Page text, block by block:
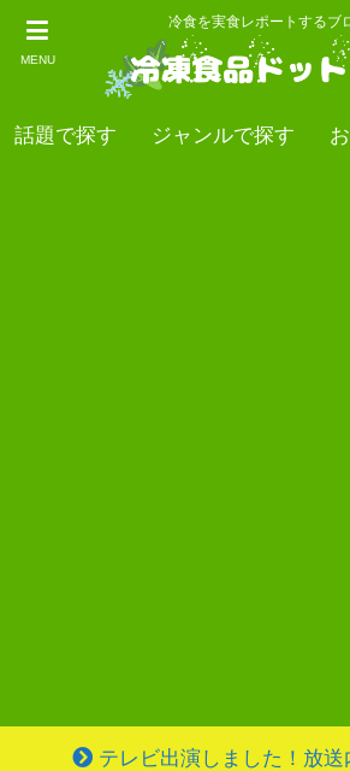
MENU
冷食を実食レポートするブ
話題で探す ジャンルで探す
テレビ出演しました！放送